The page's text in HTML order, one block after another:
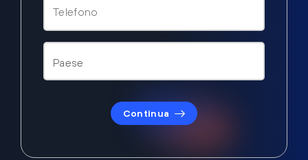
Continua